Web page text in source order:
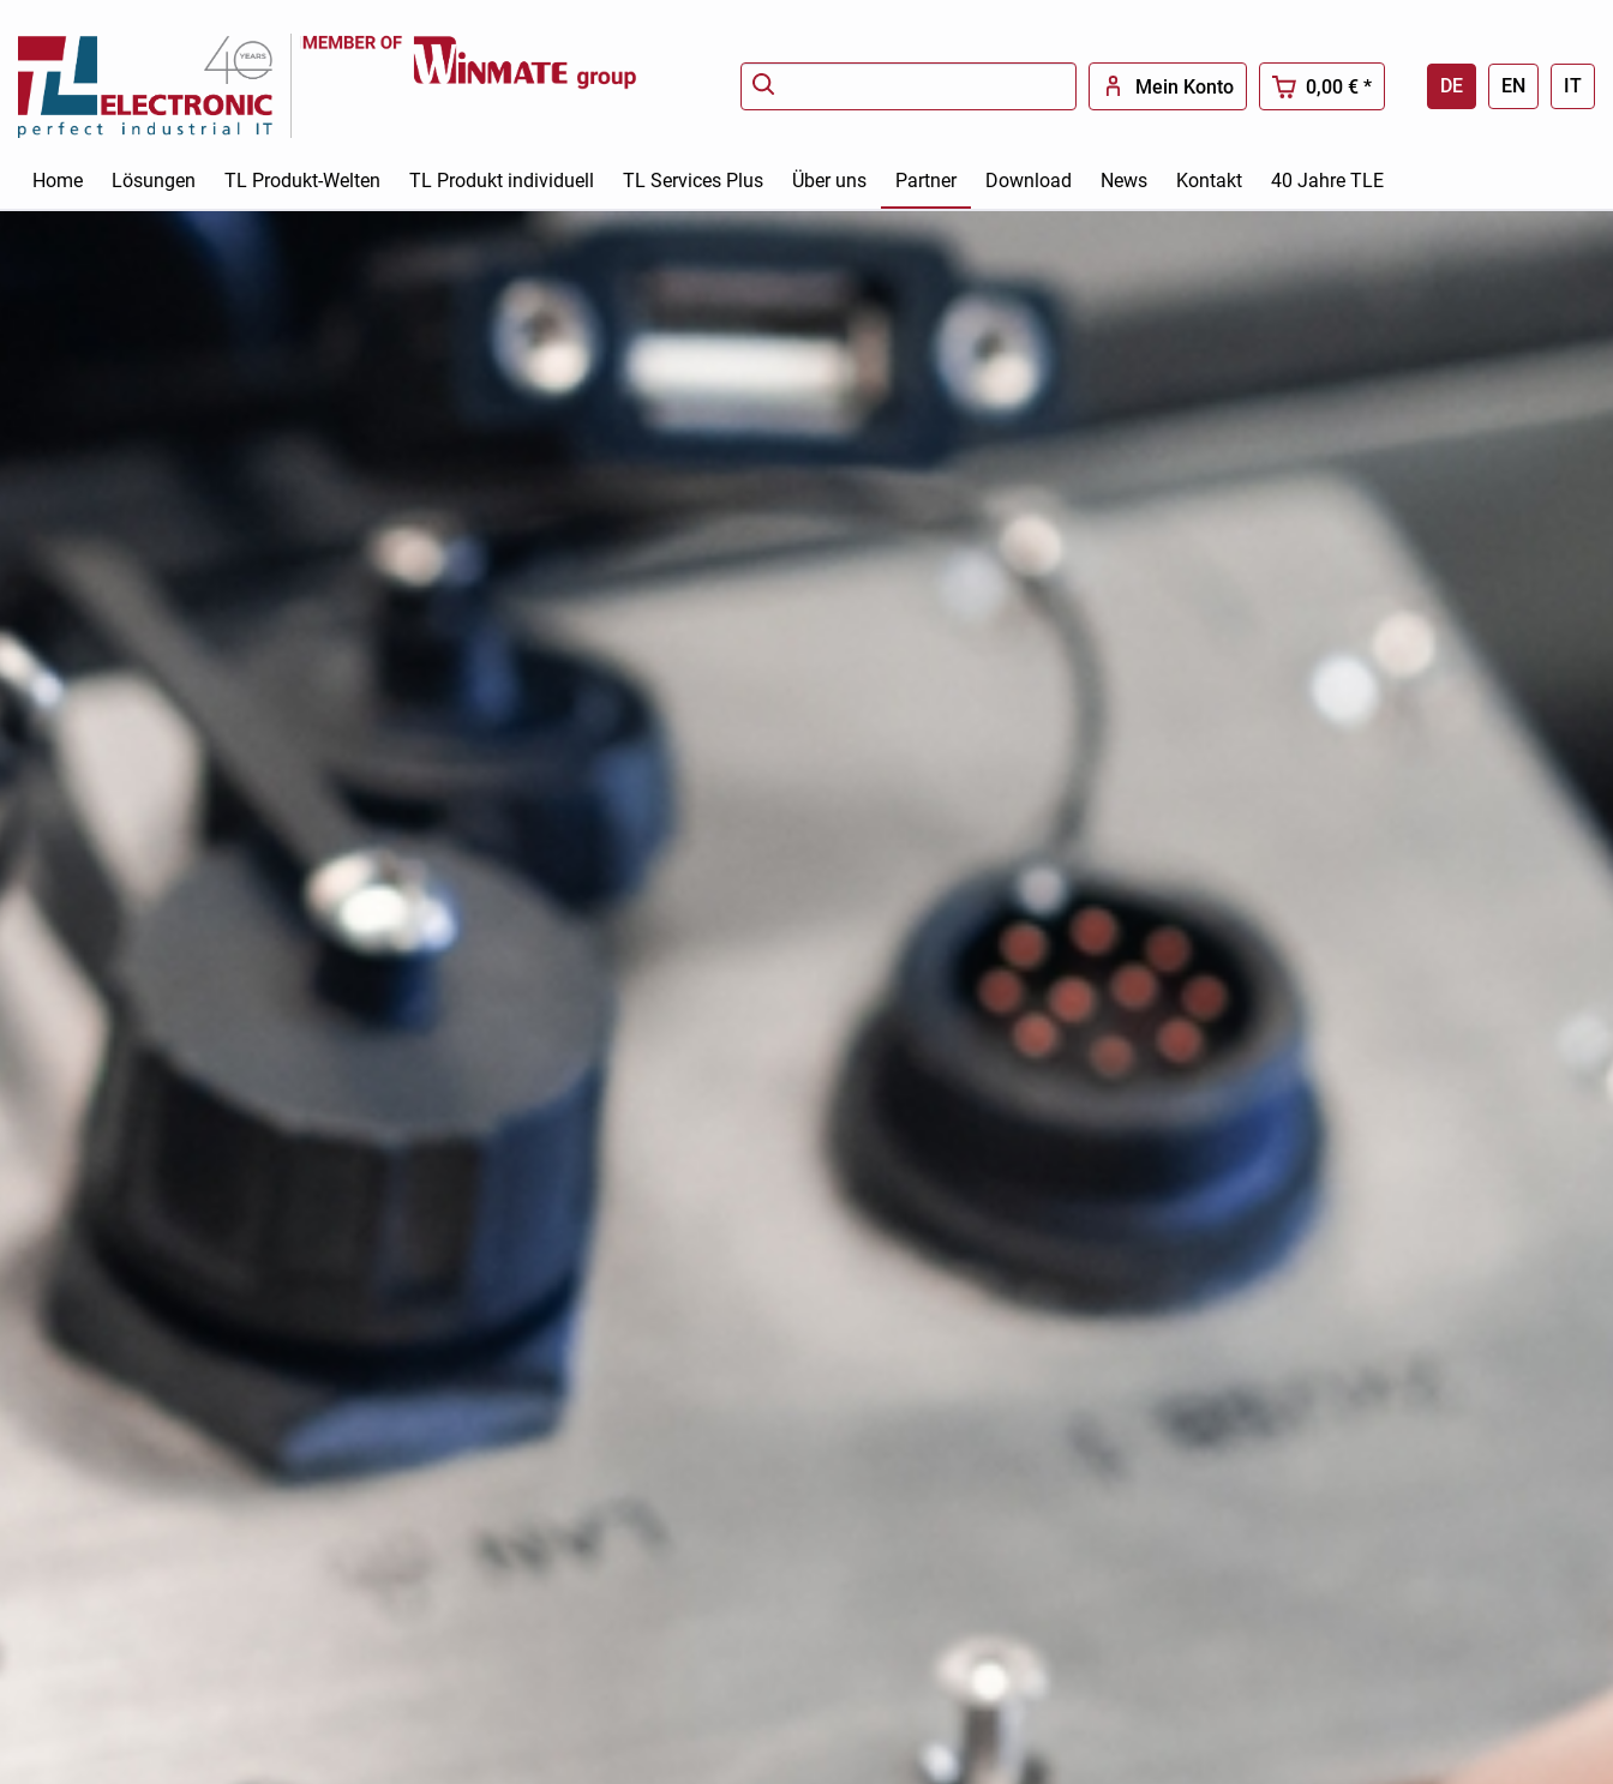
DE EN IT
Mein Konto 0,00 € *
Home Lösungen TL Produkt-Welten TL Produkt individuell TL Services Plus Über uns Partner Download News Kontakt 40 Jahre TLE